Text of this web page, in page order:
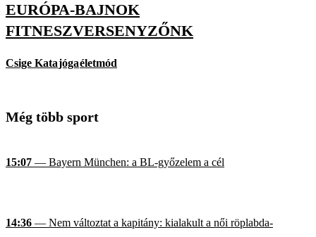
EURÓPA-BAJNOK
FITNESZVERSENYZŐNK
Csige Katajógaéletmód
Még több sport
15:07 — Bayern München: a BL-győzelem a cél
14:36 — Nem változtat a kapitány: kialakult a női röplabda-